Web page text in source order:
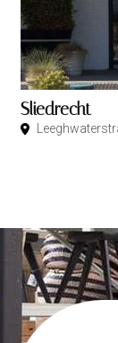
Sliedrecht